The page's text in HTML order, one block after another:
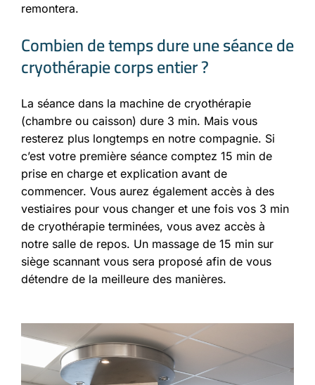
remontera.
Combien de temps dure une séance de
cryothérapie corps entier ?
La séance dans la machine de cryothérapie
(chambre ou caisson) dure 3 min. Mais vous
resterez plus longtemps en notre compagnie. Si
c’est votre première séance comptez 15 min de
prise en charge et explication avant de
commencer. Vous aurez également accès à des
vestiaires pour vous changer et une fois vos 3 min
de cryothérapie terminées, vous avez accès à
notre salle de repos. Un massage de 15 min sur
siège scannant vous sera proposé afin de vous
détendre de la meilleure des manières.